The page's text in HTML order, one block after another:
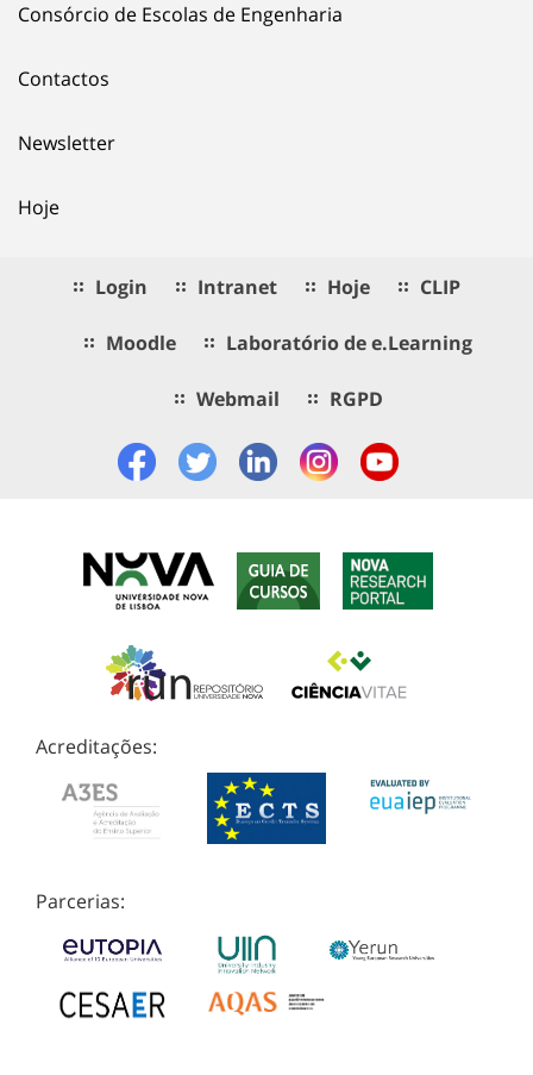
Consórcio de Escolas de Engenharia
Contactos
Newsletter
Hoje
Login Intranet Hoje CLIP
Moodle Laboratório de e.Learning
Webmail RGPD
Acreditações:
Parcerias: